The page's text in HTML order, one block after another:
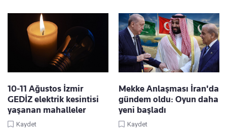
10-11 Ağustos İzmir
GEDİZ elektrik kesintisi
yaşanan mahalleler
Kaydet
Mekke Anlaşması İran'da
gündem oldu: Oyun daha
yeni başladı
Kaydet